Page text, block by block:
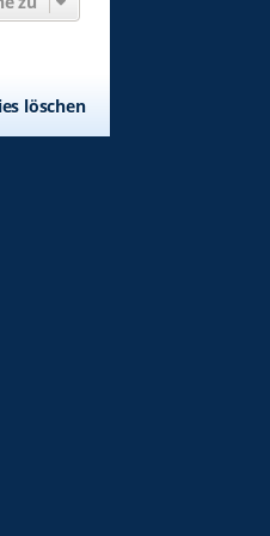
löschen